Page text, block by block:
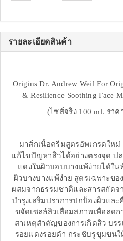
รายละเอียดสินค้า
Origins Dr. Andrew Weil For
& Resilience Soothing Face
(ไซส์จริง 100 ml. รา
มาส์กเนื้อครีมสูตรอัพเกรดให
แก้ไขปัญหาสิวได้อย่างตรงจุด ป
แดงในผิวบอบบางแพ้ง่ายได้ใ
ผิวบางบางแพ้ง่าย สูตรเฉพาะข
ผสมจากธรรมชาติและสารสกัด
บำรุงเสริมปราการปกป้องผิวแล
ขจัดเซลล์สิวเสื่อมสภาพเพื่อลด
สาเหตุสำคัญของการเกิดสิว บร
รอยแดงรอยดำ กระชับรูขุมขนใ